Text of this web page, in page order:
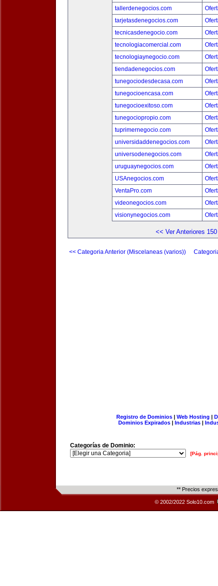
tallerdenegocios.com
tarjetasdenegocios.com
tecnicasdenegocio.com
tecnologiacomercial.com
tecnologiaynegocio.com
tiendadenegocios.com
tunegociodesdecasa.com
tunegocioencasa.com
tunegocioexitoso.com
tunegociopropio.com
tuprimernegocio.com
universidaddenegocios.com
universodenegocios.com
uruguaynegocios.com
USAnegocios.com
VentaPro.com
videonegocios.com
visionynegocios.com
<< Ver Anteriores 150
<< Categoria Anterior (Miscelaneas (varios))
Registro de Dominios| Web Hosting |
Dominios Expirados | Industrias |
Categorías de Dominio:
[Pág.
** Precios
© 2002/2022 Solo10.com